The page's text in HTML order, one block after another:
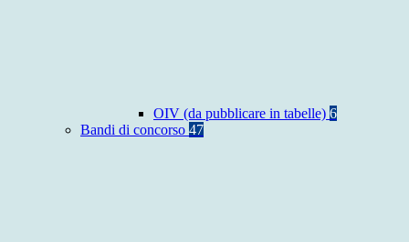
OIV (da pubblicare in tabelle) 6
Bandi di concorso 47